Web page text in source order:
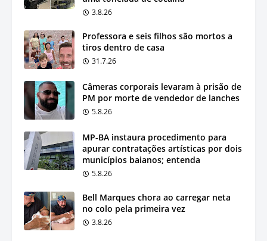
3.8.26
Professora e seis filhos são mortos a
tiros dentro de casa
31.7.26
Câmeras corporais levaram à prisão de
PM por morte de vendedor de lanches
5.8.26
MP-BA instaura procedimento para
apurar contratações artísticas por dois
municípios baianos; entenda
5.8.26
Bell Marques chora ao carregar neta
no colo pela primeira vez
3.8.26